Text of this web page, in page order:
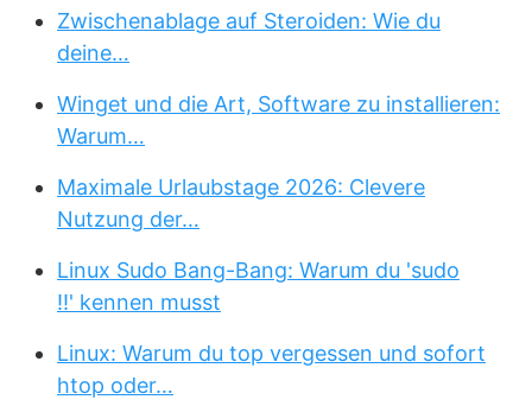
Zwischenablage auf Steroiden: Wie du
deine…
Winget und die Art, Software zu installieren:
Warum…
Maximale Urlaubstage 2026: Clevere
Nutzung der…
Linux Sudo Bang-Bang: Warum du 'sudo
!!' kennen musst
Linux: Warum du top vergessen und sofort
htop oder…